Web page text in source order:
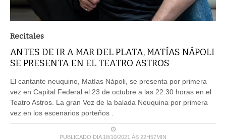
Recitales
ANTES DE IR A MAR DEL PLATA, MATÍAS NÁPOLI
SE PRESENTA EN EL TEATRO ASTROS
El cantante neuquino, Matías Nápoli, se presenta por primera
vez en Capital Federal el 23 de octubre a las 22:30 horas en el
Teatro Astros. La gran Voz de la balada Neuquina por primera
vez en los escenarios porteños .
PUBLICADO DIA 18/10/2021 ÀS 22H57MIN